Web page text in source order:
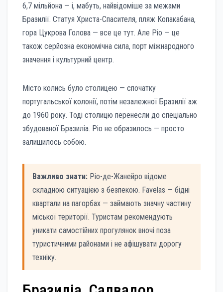
6,7 мільйона — і, мабуть, найвідоміше за межами
Бразилії. Статуя Христа-Спасителя, пляж Копакабана,
гора Цукрова Голова — все це тут. Але Ріо — це
також серйозна економічна сила, порт міжнародного
значення і культурний центр.
Місто колись було столицею — спочатку
португальської колонії, потім незалежної Бразилії аж
до 1960 року. Тоді столицю перенесли до спеціально
збудованої Бразиліа. Ріо не образилось — просто
залишилось собою.
Важливо знати: Ріо-де-Жанейро відоме
складною ситуацією з безпекою. Favelas — бідні
квартали на пагорбах — займають значну частину
міської території. Туристам рекомендують
уникати самостійних прогулянок вночі поза
туристичними районами і не афішувати дорогу
техніку.